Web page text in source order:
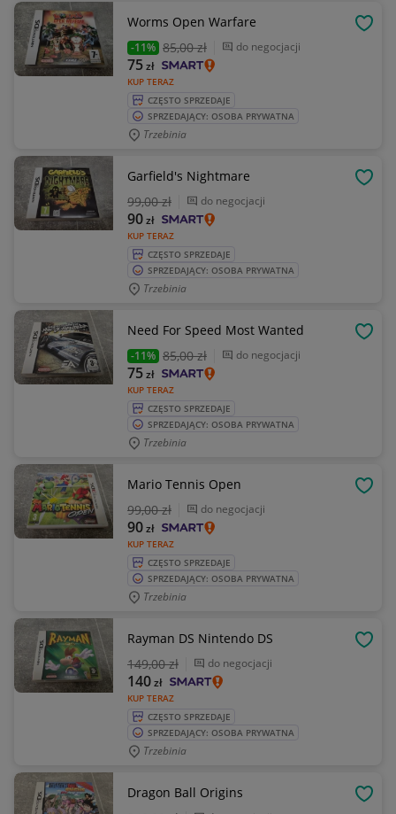
Worms Open Warfare
-11% 85,00 zł do negocjacji
KUP TERAZ
75zł
CZĘSTO SPRZEDAJE
SPRZEDAJĄCY: OSOBA PRYWATNA
Trzebinia
Garfield's Nightmare
99,00 zł do negocjacji
KUP TERAZ
90zł
CZĘSTO SPRZEDAJE
SPRZEDAJĄCY: OSOBA PRYWATNA
Trzebinia
Need For Speed Most Wanted
-11% 85,00 zł do negocjacji
KUP TERAZ
75zł
CZĘSTO SPRZEDAJE
SPRZEDAJĄCY: OSOBA PRYWATNA
Trzebinia
Mario Tennis Open
99,00 zł do negocjacji
KUP TERAZ
90zł
CZĘSTO SPRZEDAJE
SPRZEDAJĄCY: OSOBA PRYWATNA
Trzebinia
Rayman DS Nintendo DS
149,00 zł do negocjacji
KUP TERAZ
140zł
CZĘSTO SPRZEDAJE
SPRZEDAJĄCY: OSOBA PRYWATNA
Trzebinia
Dragon Ball Origins